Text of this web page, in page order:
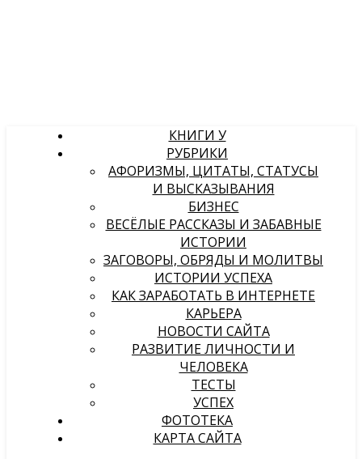
КНИГИ У
РУБРИКИ
АФОРИЗМЫ, ЦИТАТЫ, СТАТУСЫ
И ВЫСКАЗЫВАНИЯ
БИЗНЕС
ВЕСЁЛЫЕ РАССКАЗЫ И ЗАБАВНЫЕ
ИСТОРИИ
ЗАГОВОРЫ, ОБРЯДЫ И МОЛИТВЫ
ИСТОРИИ УСПЕХА
КАК ЗАРАБОТАТЬ В ИНТЕРНЕТЕ
КАРЬЕРА
НОВОСТИ САЙТА
РАЗВИТИЕ ЛИЧНОСТИ И
ЧЕЛОВЕКА
ТЕСТЫ
УСПЕХ
ФОТОТЕКА
КАРТА САЙТА